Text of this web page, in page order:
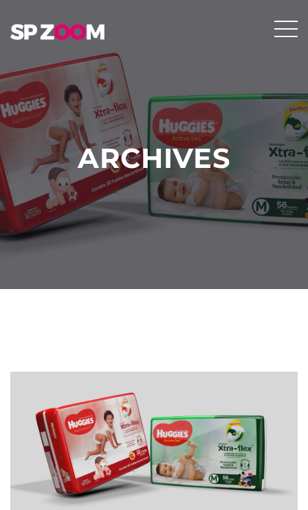
ARCHIVES